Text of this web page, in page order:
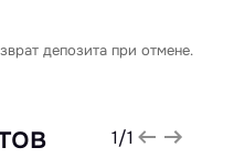
депозита при отмене.
1/1